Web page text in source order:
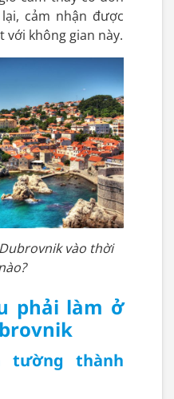
cảm nhận được
với không gian này.
vào thời
phải làm ở
tường thành